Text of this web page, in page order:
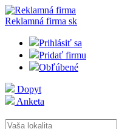
Reklamná firma sk
Prihlásiť sa
Pridať firmu
Obľúbené
Dopyt
Anketa